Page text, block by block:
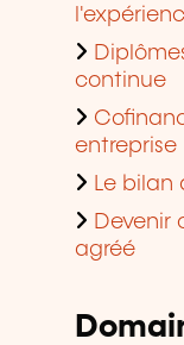
continue
entreprise
Le bilan
Devenir
agréé